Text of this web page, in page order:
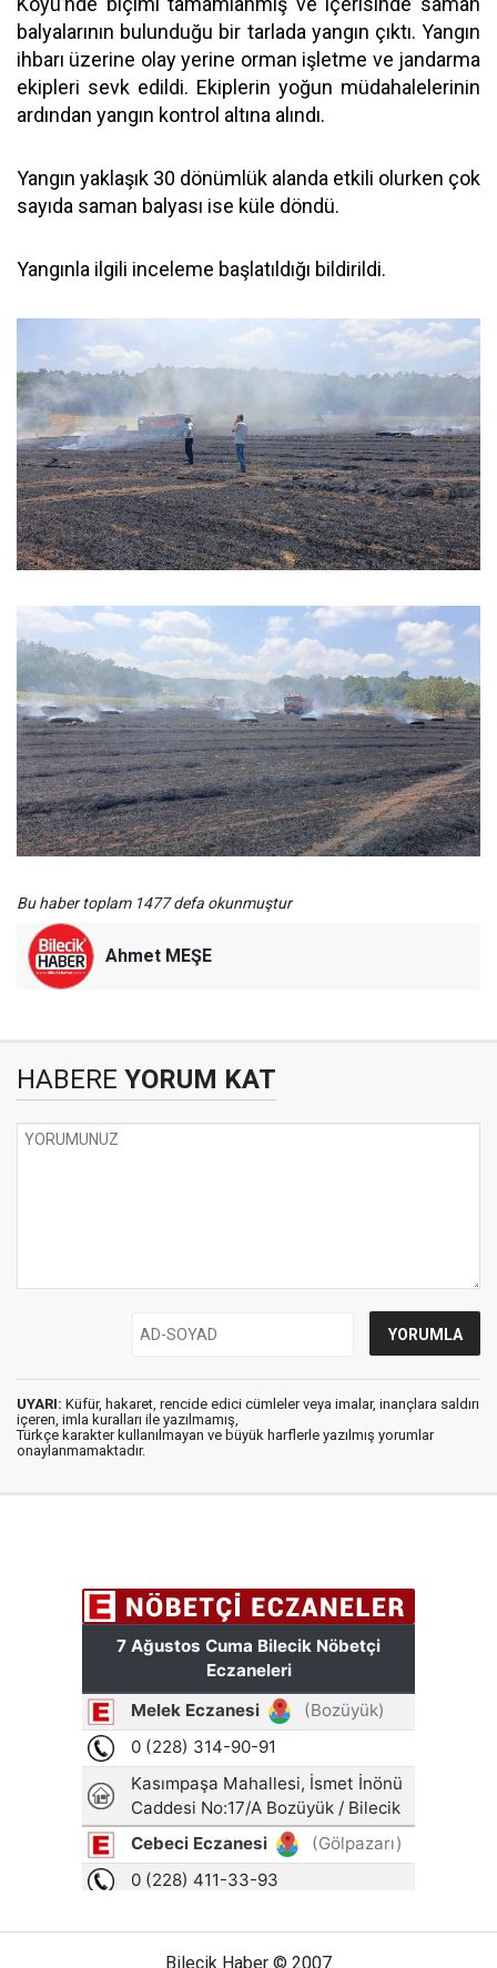
balyalarının bulunduğu bir tarlada yangın çıktı. Yangın
ihbarı üzerine olay yerine orman işletme ve jandarma
ekipleri sevk edildi. Ekiplerin yoğun müdahalelerinin
ardından yangın kontrol altına alındı.
Yangın yaklaşık 30 dönümlük alanda etkili olurken çok
sayıda saman balyası ise küle döndü.
Yangınla ilgili inceleme başlatıldığı bildirildi.
Bu haber toplam 1477 defa okunmuştur
Ahmet MEŞE
HABERE YORUM KAT
UYARI: Küfür, hakaret, rencide edici cümleler veya imalar, inançlara saldırı
içeren, imla kuralları ile yazılmamış,
Türkçe karakter kullanılmayan ve büyük harflerle yazılmış yorumlar
onaylanmamaktadır.
Bilecik Haber © 2007